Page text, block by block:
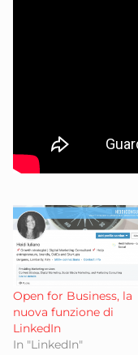
Open for Business, la
nuova funzione di
LinkedIn
In "LinkedIn"